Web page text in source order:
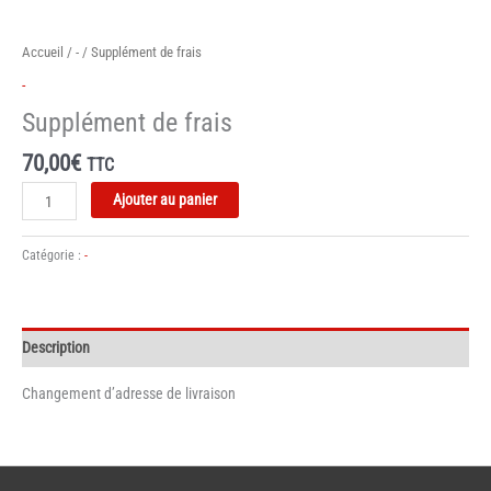
Accueil / - / Supplément de frais
-
Supplément de frais
70,00€ TTC
quantité
de
Supplément
de
Ajouter au panier
Catégorie : -
Description
Changement d’adresse de livraison